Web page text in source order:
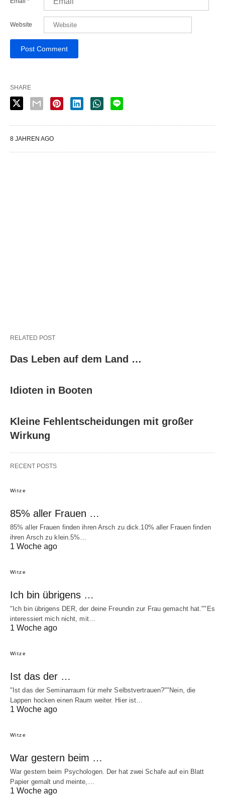
Website
SHARE
8 JAHREN AGO
RELATED POST
Das Leben auf dem Land …
Idioten in Booten
Kleine Fehlentscheidungen mit großer
Wirkung
RECENT POSTS
Witze
85% aller Frauen …
85% aller Frauen finden ihren Arsch zu dick.10% aller Frauen finden
ihren Arsch zu klein.5%…
1 Woche ago
Witze
Ich bin übrigens …
"Ich bin übrigens DER, der deine Freundin zur Frau gemacht hat.""Es
interessiert mich nicht, mit…
1 Woche ago
Witze
Ist das der …
"Ist das der Seminarraum für mehr Selbstvertrauen?""Nein, die
Lappen hocken einen Raum weiter. Hier ist…
1 Woche ago
Witze
War gestern beim …
War gestern beim Psychologen. Der hat zwei Schafe auf ein Blatt
Papier gemalt und meinte,…
1 Woche ago